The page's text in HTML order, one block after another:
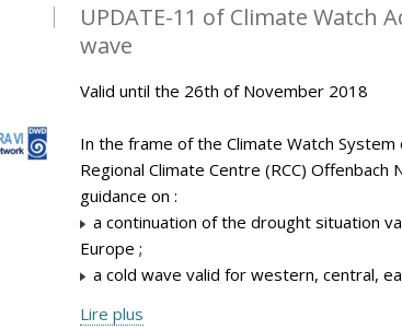
UPDATE-11 of Climate Watch
wave
Valid until the 26th of November 2018
In the frame of the Climate Watch
Regional Climate Centre (RCC)
guidance on :
a continuation of the drought situation
Europe ;
a cold wave valid for western, central,
Lire plus